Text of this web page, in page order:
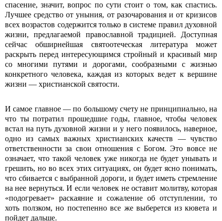
спасение, значит, вопрос по сути стоит о том, как спастись.
Лучшее средство от уныния, от разочарования и от кризисов
всех возрастов содержится только в системе правил духовной
жизни, предлагаемой православной традицией. Доступная
сейчас обширнейшая святоотеческая литература может
раскрыть перед интересующимся стройный и красивый мир
со многими путями и дорогами, сообразными с жизнью
конкретного человека, каждая из которых ведет к вершине
жизни — христианской святости.
И самое главное — по большому счету не принципиально, на
что ты потратил прошедшие годы, главное, чтобы человек
встал на путь духовной жизни и у него появилось, наверное,
одно из самых важных христианских качеств — чувство
ответственности за свои отношения с Богом. Это вовсе не
означает, что такой человек уже никогда не будет унывать и
грешить, но во всех этих ситуациях, он будет ясно понимать,
что сбивается с выбранной дороги, и будет иметь стремление
на нее вернуться. И если человек не оставит молитву, которая
«подогревает» раскаяние и сожаление об отступлении, то
хоть ползком, но постепенно все же выберется из кювета и
пойдет дальше.